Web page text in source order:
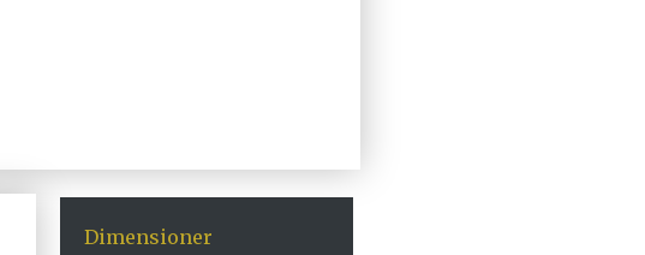
Dimensioner